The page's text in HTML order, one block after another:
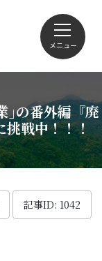
メニュー
｣の番外編『廃
戦中！！！
記事ID: 1042